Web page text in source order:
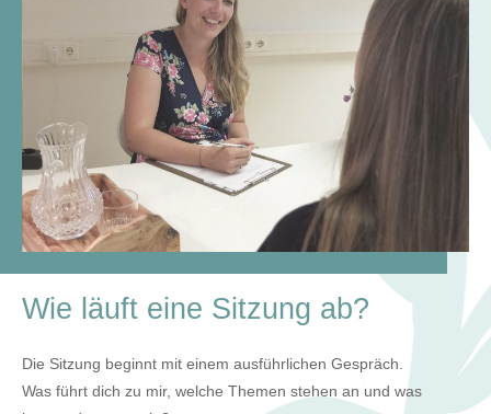
Wie läuft eine Sitzung ab?
Die Sitzung beginnt mit einem ausführlichen Gespräch.
Was führt dich zu mir, welche Themen stehen an und was